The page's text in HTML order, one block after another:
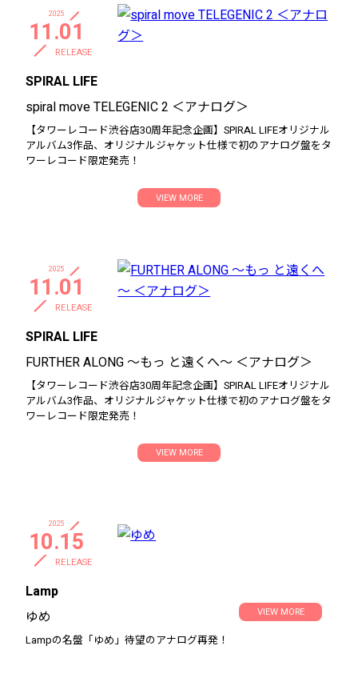
2025
11.01
RELEASE
SPIRAL LIFE
spiral move TELEGENIC 2 ＜アナログ＞
【タワーレコード渋谷店30周年記念企画】SPIRAL LIFEオリジナル
アルバム3作品、オリジナルジャケット仕様で初のアナログ盤をタ
ワーレコード限定発売！
VIEW MORE
2025
11.01
RELEASE
SPIRAL LIFE
FURTHER ALONG ～もっ と遠くへ～ ＜アナログ＞
【タワーレコード渋谷店30周年記念企画】SPIRAL LIFEオリジナル
アルバム3作品、オリジナルジャケット仕様で初のアナログ盤をタ
ワーレコード限定発売！
VIEW MORE
2025
10.15
RELEASE
Lamp
ゆめ
Lampの名盤「ゆめ」待望のアナログ再発！
VIEW MORE